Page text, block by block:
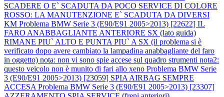
SCADERE O E` SCADUTA DA POCO SERVICE DI COLORE
ROSSO: LA MANUTENZIONE E` SCADUTA DA DIVERSI
KM Problema BMW Serie 3 (E90/E91 2005>2013) [22622] IL
FARO ANABBAGLIANTE ANTERIORE SX (lato guida)
RIMANE PIU` ALTO E PUNTA PIU` A SX (il problema si è
verificato dopo avere cambiato la lampadina anabbagliante del faro
in oggetto) nota: non vi sono spie accese sul quadro strumenti nota2:
questo veicolo non è munito di fari allo xeno Problema BMW Serie
3 (E90/E91 2005>2013) [23059] SPIA AIRBAG SEMPRE
ACCESA Problema BMW Serie 3 (E90/E91 2005>2013) [23307]